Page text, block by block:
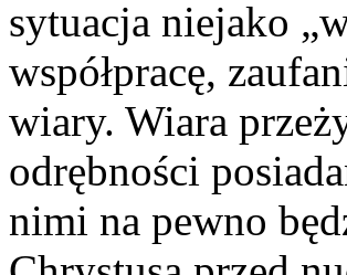
sytuacja niejako
współpracę,
wiary. Wiara
odrębności
nimi na pewno